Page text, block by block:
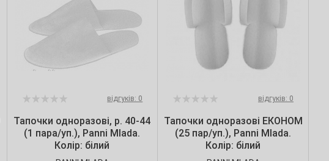
відгуків: 0
Тапочки одноразові, р. 40-44
(1 пара/уп.), Panni Mlada.
Колір: білий
відгуків: 0
Тапочки одноразові ЕКОНОМ
(25 пар/уп.), Panni Mlada.
Колір: білий